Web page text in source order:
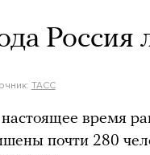
Россия
ТАСС
время
почти 280